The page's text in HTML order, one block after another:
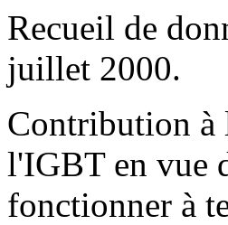
Recueil de
juillet 2000.
Contribution à
l'IGBT en vue
fonctionner à